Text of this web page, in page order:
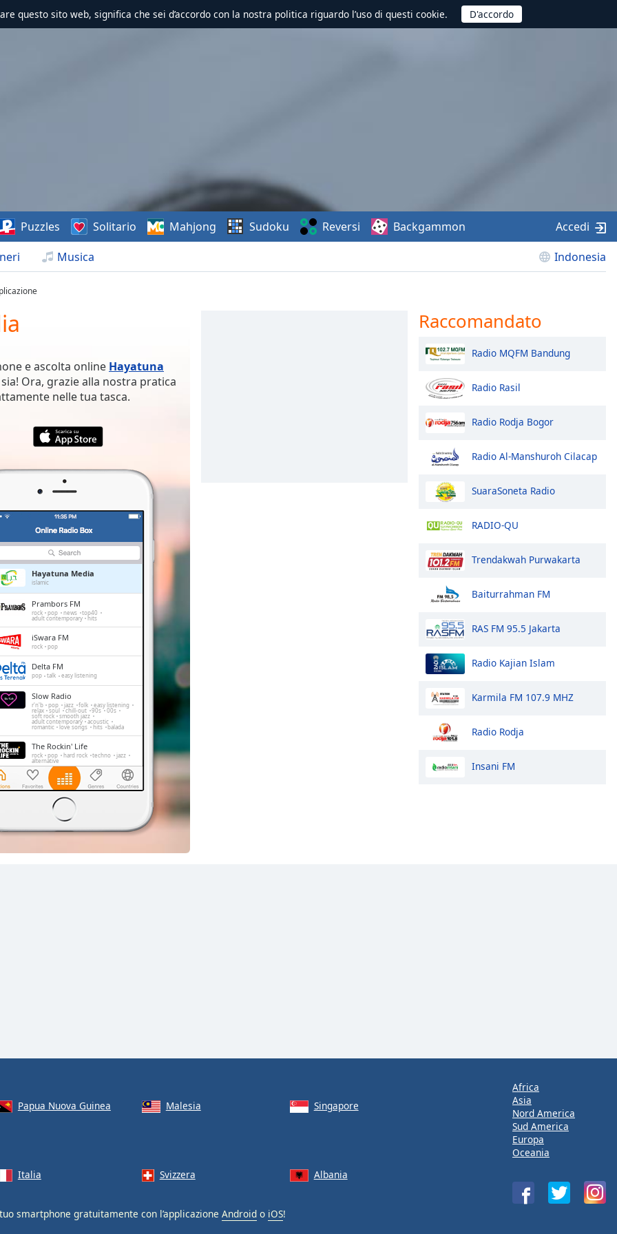
questo sito web, significa che sei d’accordo con la nostra politica riguardo l’uso di questi cookie.
Musica Indonesia
Puzzles Solitario Mahjong Sudoku Reversi Backgammon Accedi
e ascolta online Hayatuna
Ora, grazie alla nostra pratica
nelle tua tasca.
Hayatuna Media
islamic
Prambors FM
rock pop news top40
adult contemporary hits
iSwara FM
rock pop
Delta FM
pop talk easy listening
Slow Radio
r'n'b pop jazz folk easy listening
relax soul chill-out 90s 00s
soft rock smooth jazz
adult contemporary acoustic
romantic love songs hits balada
The Rockin' Life
rock pop hard rock techno jazz
alternative
FeMale Radio
adult contemporary
Trax FM
top40 adult contemporary
Dengerin Musik
Raccomandato
Radio MQFM Bandung
Radio Rasil
Radio Rodja Bogor
Radio Al-Manshuroh Cilacap
SuaraSoneta Radio
RADIO-QU
Trendakwah Purwakarta
Baiturrahman FM
RAS FM 95.5 Jakarta
Radio Kajian Islam
Karmila FM 107.9 MHZ
Radio Rodja
Insani FM
Papua Nuova Guinea Malesia
Singapore
Italia Svizzera Albania
smartphone gratuitamente con l’applicazione Android o iOS!
Africa
Asia
Nord America
Sud America
Europa
Oceania